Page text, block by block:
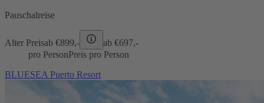
Pauschalreise
Alter Preisab €899,- ab €697,-
pro PersonPreis pro Person
BLUESEA Puerto Resort